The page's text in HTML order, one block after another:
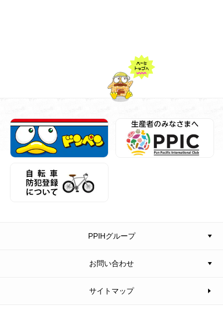
PPIHグループ
お問い合わせ
サイトマップ